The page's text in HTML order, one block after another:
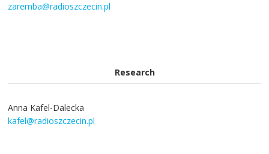
zaremba@radioszczecin.pl
Research
Anna Kafel-Dalecka
kafel@radioszczecin.pl